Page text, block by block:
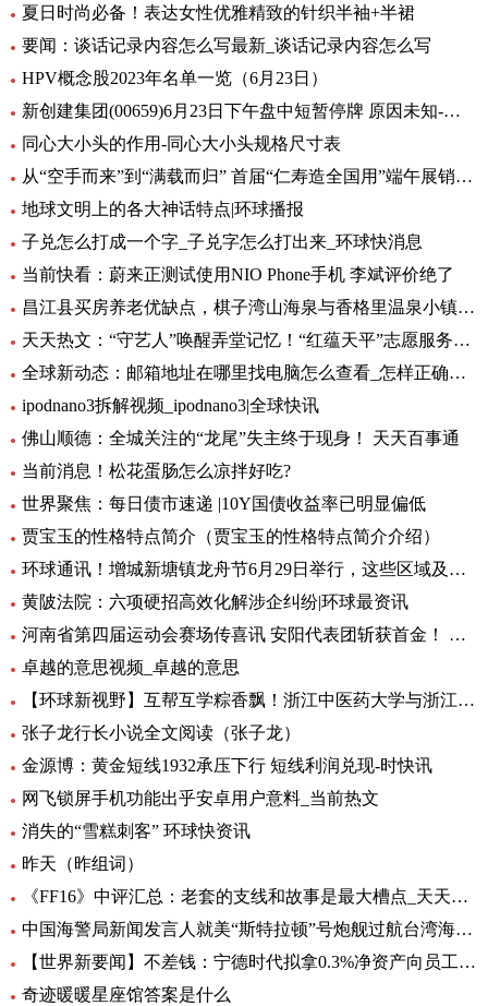
夏日时尚必备！表达女性优雅精致的针织半袖+半裙
要闻：谈话记录内容怎么写最新_谈话记录内容怎么写
HPV概念股2023年名单一览（6月23日）
新创建集团(00659)6月23日下午盘中短暂停牌 原因未知-环球热闻
同心大小头的作用-同心大小头规格尺寸表
从“空手而来”到“满载而归” 首届“仁寿造全国用”端午展销会开幕_全球观天下
地球文明上的各大神话特点|环球播报
子兑怎么打成一个字_子兑字怎么打出来_环球快消息
当前快看：蔚来正测试使用NIO Phone手机 李斌评价绝了
昌江县买房养老优缺点，棋子湾山海泉与香格里温泉小镇养老生活成本对比！-全球今亮点
天天热文：“守艺人”唤醒弄堂记忆！“红蕴天平”志愿服务营造项目启动
全球新动态：邮箱地址在哪里找电脑怎么查看_怎样正确填写邮箱地址
ipodnano3拆解视频_ipodnano3|全球快讯
佛山顺德：全城关注的“龙尾”失主终于现身！ 天天百事通
当前消息！松花蛋肠怎么凉拌好吃?
世界聚焦：每日债市速递 |10Y国债收益率已明显偏低
贾宝玉的性格特点简介（贾宝玉的性格特点简介介绍）
环球通讯！增城新塘镇龙舟节6月29日举行，这些区域及路段将有交通管制
黄陂法院：六项硬招高效化解涉企纠纷|环球最资讯
河南省第四届运动会赛场传喜讯 安阳代表团斩获首金！ 环球新要闻
卓越的意思视频_卓越的意思
【环球新视野】互帮互学粽香飘！浙江中医药大学与浙江商职院国际学生共度端午
张子龙行长小说全文阅读（张子龙）
金源博：黄金短线1932承压下行 短线利润兑现-时快讯
网飞锁屏手机功能出乎安卓用户意料_当前热文
消失的“雪糕刺客” 环球快资讯
昨天（昨组词）
《FF16》中评汇总：老套的支线和故事是最大槽点_天天头条
中国海警局新闻发言人就美“斯特拉顿”号炮舰过航台湾海峡发表谈话|每日动态
【世界新要闻】不差钱：宁德时代拟拿0.3%净资产向员工提供无息借款，支持购自住商品房
奇迹暖暖星座馆答案是什么